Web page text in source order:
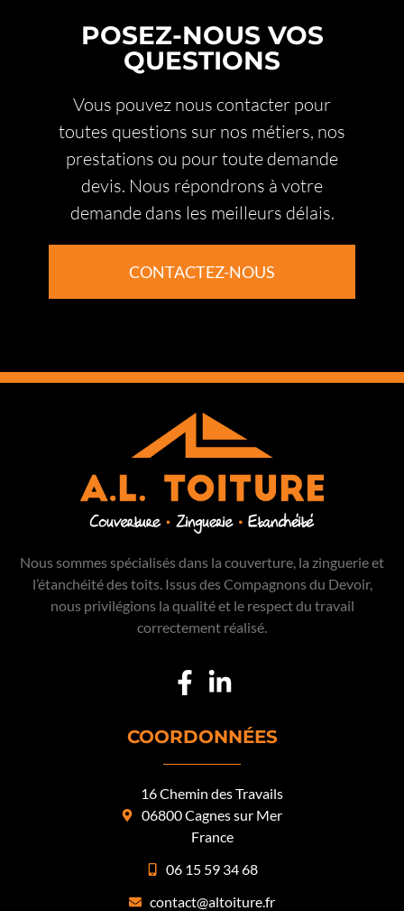
POSEZ-NOUS VOS
QUESTIONS
Vous pouvez nous contacter pour
toutes questions sur nos métiers, nos
prestations ou pour toute demande
devis. Nous répondrons à votre
demande dans les meilleurs délais.
CONTACTEZ-NOUS
Nous sommes spécialisés dans la couverture, la zinguerie et
l’étanchéité des toits. Issus des Compagnons du Devoir,
nous privilégions la qualité et le respect du travail
correctement réalisé.
COORDONNÉES
16 Chemin des Travails
06800 Cagnes sur Mer
France
06 15 59 34 68
contact@altoiture.fr